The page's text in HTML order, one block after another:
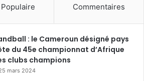
Populaire Commentaires
: le Cameroun désigné pays
du 45e championnat d’Afrique
clubs champions
mars 2024